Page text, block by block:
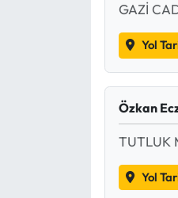
GAZİ
Yol
Özkan
TUTLUK
Yol
Uğurludağ Haberleri
Yayla Haber